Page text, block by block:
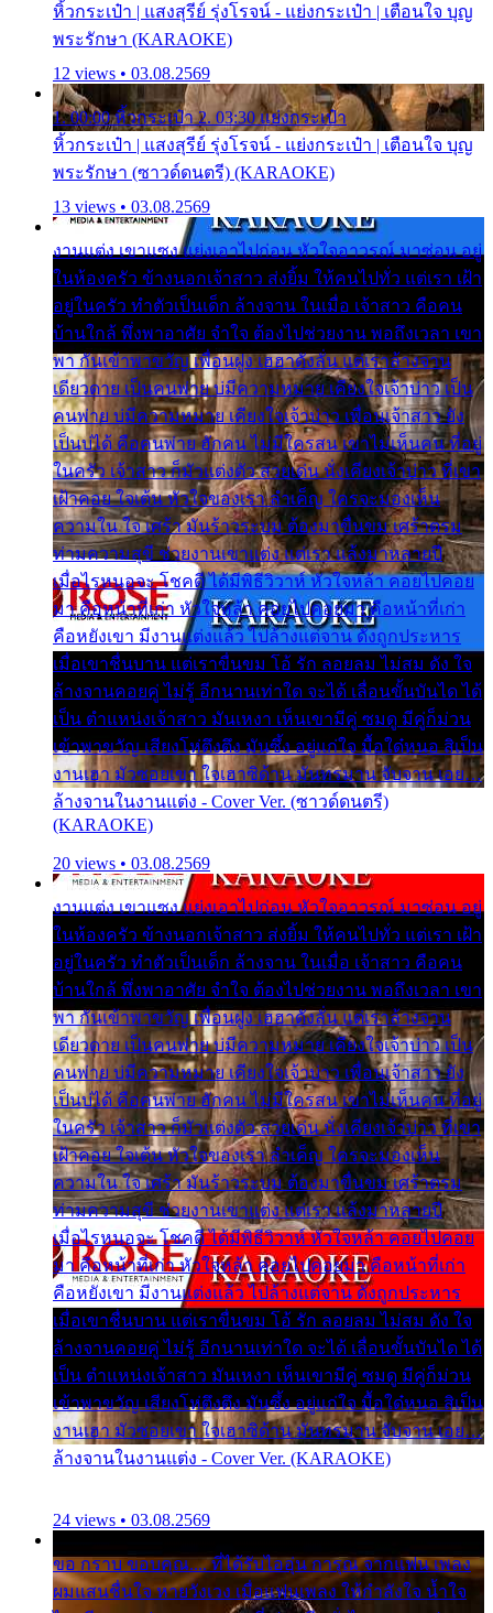
หิ้วกระเป๋า | แสงสุรีย์ รุ่งโรจน์ - แย่งกระเป๋า | เตือนใจ บุญ
พระรักษา (KARAOKE)
12 views • 03.08.2569
1. 00:00 หิ้วกระเป๋า 2. 03:30 แย่งกระเป๋า
หิ้วกระเป๋า | แสงสุรีย์ รุ่งโรจน์ - แย่งกระเป๋า | เตือนใจ บุญ
พระรักษา (ซาวด์ดนตรี) (KARAOKE)
13 views • 03.08.2569
งานแต่ง เขาแซง แย่งเอาไปก่อน หัวใจอาวรณ์ มาซ่อน อยู่
ในห้องครัว ข้างนอกเจ้าสาว ส่งยิ้ม ให้คนไปทั่ว แต่เรา เฝ้า
อยู่ในครัว ทำตัวเป็นเด็ก ล้างจาน ในเมื่อ เจ้าสาว คือคน
บ้านใกล้ พึ่งพาอาศัย จำใจ ต้องไปช่วยงาน พอถึงเวลา เขา
พา กันเข้าพาขวัญ เพื่อนฝูง เฮฮาดังลั่น แต่เราล้างจาน
เดียวดาย เป็นคนพ่าย บ่มีความหมาย เคียงใจเจ้าบ่าว เป็น
คนพ่าย บ่มีความหมาย เคียงใจเจ้าบ่าว เพื่อนเจ้าสาว ยัง
เป็นบ่ได้ คือคนพ่าย ฮักคน ไม่มีใครสน เขาไม่เห็นคน ที่อยู่
ในครัว เจ้าสาว ก็มัวแต่งตัว สวยเด่น นั่งเคียงเจ้าบ่าว ที่เขา
เฝ้าคอย ใจเต้น หัวใจของเรา ลำเค็ญ ใครจะมองเห็น
ความใน ใจ เศร้า มันร้าวระบม ต้องมาขื่นขม เศร้าตรม
ท่ามความสุขี ช่วยงานเขาแต่ง แต่เรา แล้งมาหลายปี
เมื่อไรหนอจะ โชคดี ได้มีพิธีวิวาห์ หัวใจหล้า คอยไปคอย
มา คือหน้าที่เก่า หัวใจหล้า คอยไปคอยมา คือหน้าที่เก่า
คือหยังเขา มีงานแต่งแล้ว ไปล้างแต่จาน ดั่งถูกประหาร
เมื่อเขาชื่นบาน แต่เราขื่นขม โอ้ รัก ลอยลม ไม่สม ดัง ใจ
ล้างจานคอยคู่ ไม่รู้ อีกนานเท่าใด จะได้ เลื่อนขั้นบันได ได้
เป็น ตำแหน่งเจ้าสาว มันเหงา เห็นเขามีคู่ ซมดู มีคู่ก็ม่วน
เข้าพาขวัญ เสียงโห่ตึงตึง มันซึ้ง อยู่แก่ใจ มื้อใด๋หนอ สิเป็น
งานเฮา มัวซอยเขา ใจเฮาซิด้าน มันทรมาน จับจาน เอย…
ล้างจานในงานแต่ง - Cover Ver. (ซาวด์ดนตรี)
(KARAOKE)
20 views • 03.08.2569
งานแต่ง เขาแซง แย่งเอาไปก่อน หัวใจอาวรณ์ มาซ่อน อยู่
ในห้องครัว ข้างนอกเจ้าสาว ส่งยิ้ม ให้คนไปทั่ว แต่เรา เฝ้า
อยู่ในครัว ทำตัวเป็นเด็ก ล้างจาน ในเมื่อ เจ้าสาว คือคน
บ้านใกล้ พึ่งพาอาศัย จำใจ ต้องไปช่วยงาน พอถึงเวลา เขา
พา กันเข้าพาขวัญ เพื่อนฝูง เฮฮาดังลั่น แต่เราล้างจาน
เดียวดาย เป็นคนพ่าย บ่มีความหมาย เคียงใจเจ้าบ่าว เป็น
คนพ่าย บ่มีความหมาย เคียงใจเจ้าบ่าว เพื่อนเจ้าสาว ยัง
เป็นบ่ได้ คือคนพ่าย ฮักคน ไม่มีใครสน เขาไม่เห็นคน ที่อยู่
ในครัว เจ้าสาว ก็มัวแต่งตัว สวยเด่น นั่งเคียงเจ้าบ่าว ที่เขา
เฝ้าคอย ใจเต้น หัวใจของเรา ลำเค็ญ ใครจะมองเห็น
ความใน ใจ เศร้า มันร้าวระบม ต้องมาขื่นขม เศร้าตรม
ท่ามความสุขี ช่วยงานเขาแต่ง แต่เรา แล้งมาหลายปี
เมื่อไรหนอจะ โชคดี ได้มีพิธีวิวาห์ หัวใจหล้า คอยไปคอย
มา คือหน้าที่เก่า หัวใจหล้า คอยไปคอยมา คือหน้าที่เก่า
คือหยังเขา มีงานแต่งแล้ว ไปล้างแต่จาน ดั่งถูกประหาร
เมื่อเขาชื่นบาน แต่เราขื่นขม โอ้ รัก ลอยลม ไม่สม ดัง ใจ
ล้างจานคอยคู่ ไม่รู้ อีกนานเท่าใด จะได้ เลื่อนขั้นบันได ได้
เป็น ตำแหน่งเจ้าสาว มันเหงา เห็นเขามีคู่ ซมดู มีคู่ก็ม่วน
เข้าพาขวัญ เสียงโห่ตึงตึง มันซึ้ง อยู่แก่ใจ มื้อใด๋หนอ สิเป็น
งานเฮา มัวซอยเขา ใจเฮาซิด้าน มันทรมาน จับจาน เอย…
ล้างจานในงานแต่ง - Cover Ver. (KARAOKE)
24 views • 03.08.2569
ขอ กราบ ขอบคุณ.... ที่ได้รับไออุ่น การุณ จากแฟน เพลง
ผมแสนชื่นใจ หายวังเวง เมื่อแฟนเพลง ให้กำลังใจ น้ำใจ